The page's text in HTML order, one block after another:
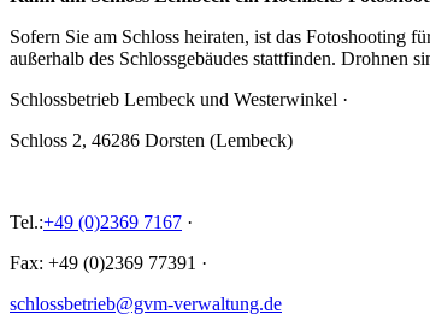
Sofern Sie am Schloss heiraten, ist das Fotoshooting
außerhalb des Schlossgebäudes stattfinden. Drohnen
Schlossbetrieb Lembeck und Westerwinkel ·
Schloss 2, 46286 Dorsten (Lembeck)
Tel.:+49 (0)2369 7167 ·
Fax: +49 (0)2369 77391 ·
schlossbetrieb@gvm-verwaltung.de